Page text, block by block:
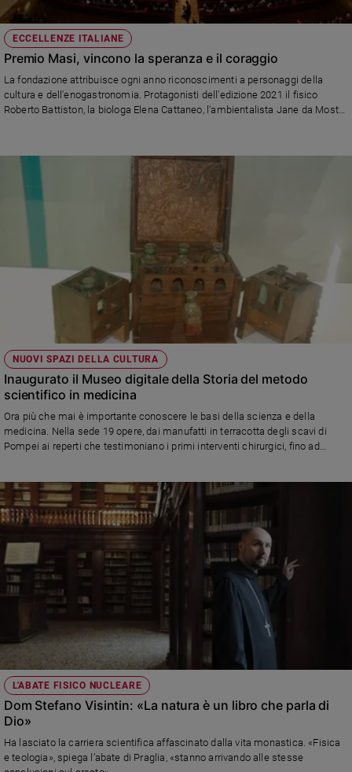
ECCELLENZE ITALIANE
Premio Masi, vincono la speranza e il coraggio
La fondazione attribuisce ogni anno riconoscimenti a personaggi della
cultura e dell'enogastronomia. Protagonisti dell'edizione 2021 il fisico
Roberto Battiston, la biologa Elena Cattaneo, l'ambientalista Jane da Mosto,
NUOVI SPAZI DELLA CULTURA
Inaugurato il Museo digitale della Storia del metodo
scientifico in medicina
Ora più che mai è importante conoscere le basi della scienza e della
medicina. Nella sede 19 opere, dai manufatti in terracotta degli scavi di
Pompei ai reperti che testimoniano i primi interventi chirurgici, fino ad
L'ABATE FISICO NUCLEARE
Dom Stefano Visintin: «La natura è un libro che parla di
Dio»
Ha lasciato la carriera scientifica affascinato dalla vita monastica. «Fisica
e teologia», spiega l’abate di Praglia, «stanno arrivando alle stesse